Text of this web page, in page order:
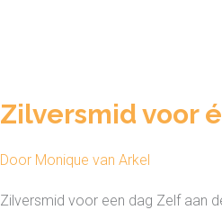
Zilversmid voor
Door Monique van Arkel
Zilversmid voor een dag Zelf aan
één